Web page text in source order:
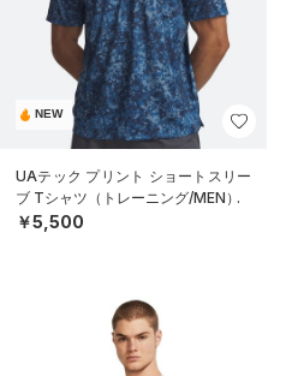
NEW
UAテック プリント ショートスリー
ブ Tシャツ（トレーニング/MEN）
￥5,500